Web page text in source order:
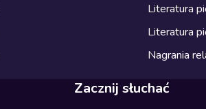
Literatura
Literatura
Nagrania
Zacznij słuchać